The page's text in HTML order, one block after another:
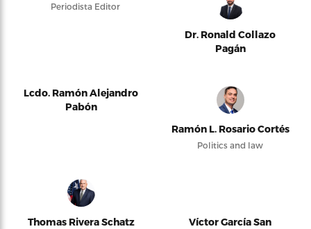
Periodista Editor
Dr. Ronald Collazo
Pagán
Lcdo. Ramón Alejandro
Pabón
Ramón L. Rosario Cortés
Politics and law
Thomas Rivera Schatz
Víctor García San